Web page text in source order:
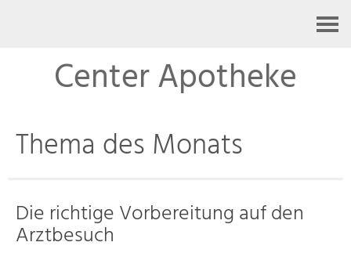
Center Apotheke
Thema des Monats
Die richtige Vorbereitung auf den
Arztbesuch